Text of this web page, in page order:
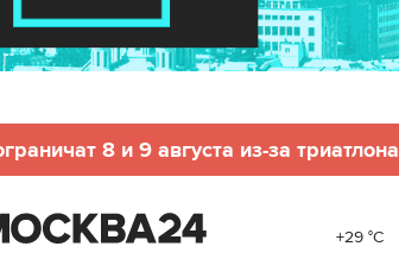
8 и 9 августа из-за триатлона
+29 °C